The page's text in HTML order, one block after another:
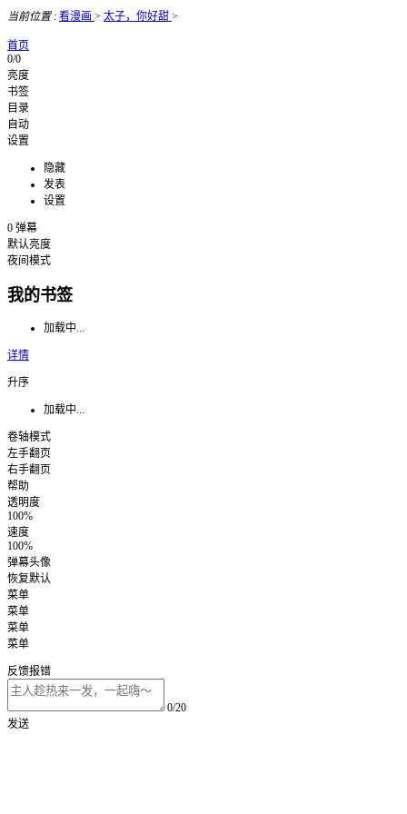
当前位置: 看漫画 > 太子，你好甜 >
首页
0/0
亮度
书签
目录
自动
设置
隐藏
发表
设置
0 弹幕
默认亮度
夜间模式
我的书签
加载中...
详情
升序
加载中...
卷轴模式
左手翻页
右手翻页
帮助
透明度
100%
速度
100%
弹幕头像
恢复默认
菜单
菜单
菜单
菜单
反馈报错
0/20
发送